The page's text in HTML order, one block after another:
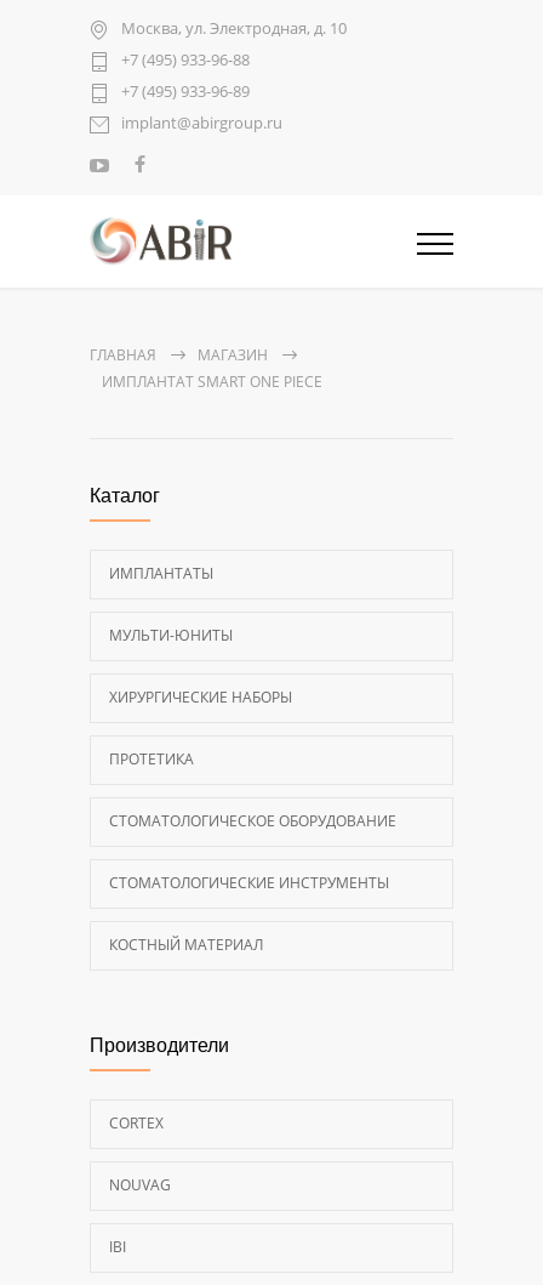
Москва, ул. Электродная, д. 10
+7 (495) 933-96-88
+7 (495) 933-96-89
implant@abirgroup.ru
ГЛАВНАЯ
МАГАЗИН
ИМПЛАНТАТ SMART ONE PIECE
Каталог
ИМПЛАНТАТЫ
МУЛЬТИ-ЮНИТЫ
ХИРУРГИЧЕСКИЕ НАБОРЫ
ПРОТЕТИКА
СТОМАТОЛОГИЧЕСКОЕ ОБОРУДОВАНИЕ
СТОМАТОЛОГИЧЕСКИЕ ИНСТРУМЕНТЫ
КОСТНЫЙ МАТЕРИАЛ
Производители
CORTEX
NOUVAG
IBI